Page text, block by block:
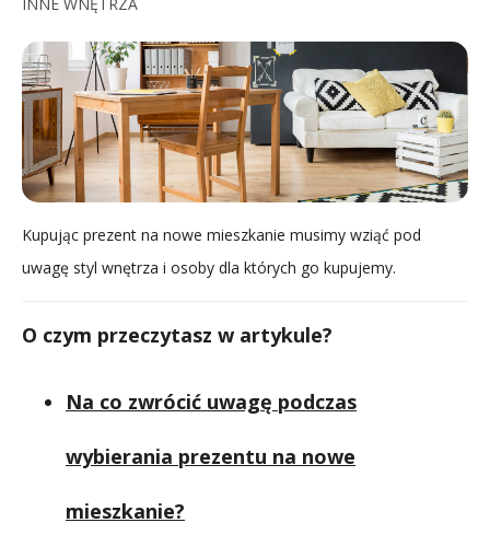
Kupując prezent na nowe mieszkanie musimy wziąć pod
uwagę styl wnętrza i osoby dla których go kupujemy.
O czym przeczytasz w artykule?
Na co zwrócić uwagę podczas
wybierania prezentu na nowe
mieszkanie?